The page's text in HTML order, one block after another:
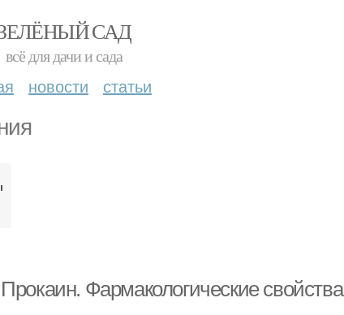
САД
всё для дачи и сада
новости статьи
Фармакологические свойства